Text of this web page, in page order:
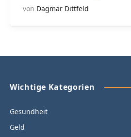
von Dagmar Dittfeld
Wichtige Kategorien
Gesundheit
Geld